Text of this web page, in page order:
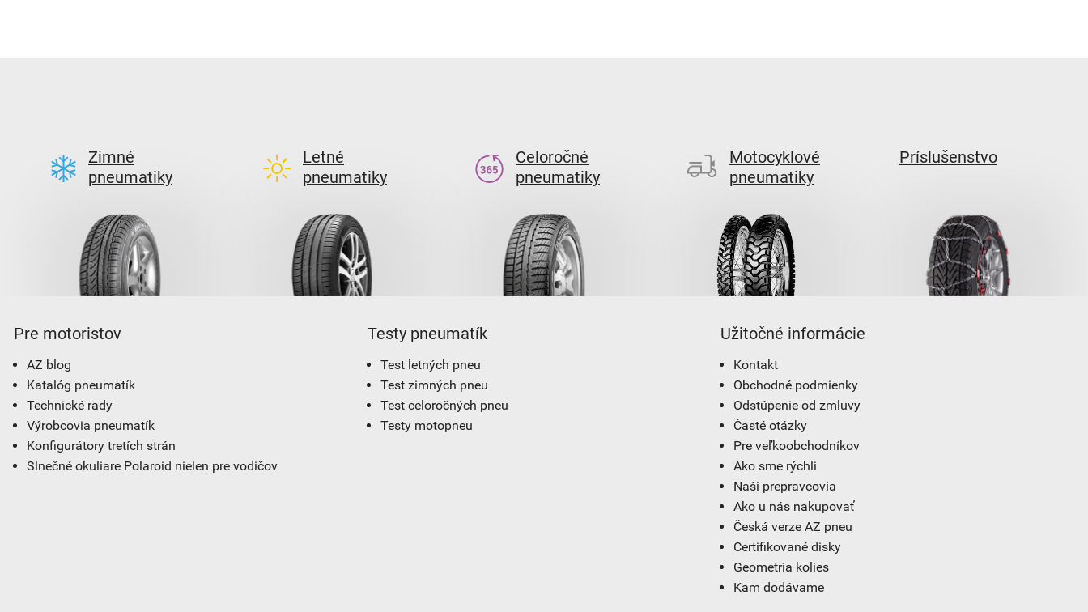
Zimné
pneumatiky
Letné
pneumatiky
Celoročné
pneumatiky
Motocyklové
pneumatiky
Príslušenstvo
Pre motoristov
AZ blog
Katalóg pneumatík
Technické rady
Výrobcovia pneumatík
Konfigurátory tretích strán
Slnečné okuliare Polaroid nielen pre vodičov
Testy pneumatík
Test letných pneu
Test zimných pneu
Test celoročných pneu
Testy motopneu
Užitočné informácie
Kontakt
Obchodné podmienky
Odstúpenie od zmluvy
Časté otázky
Pre veľkoobchodníkov
Ako sme rýchli
Naši prepravcovia
Ako u nás nakupovať
Česká verze AZ pneu
Certifikované disky
Geometria kolies
Kam dodávame